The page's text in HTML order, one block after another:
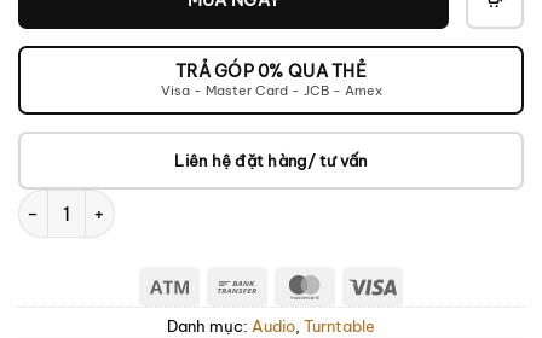
TRẢ GÓP 0% QUA THẺ
Visa - Master Card - JCB - Amex
Liên hệ đặt hàng/ tư vấn
Dàn âm thanh Kanto Obi3 x Marshall Acton III số lượng
Atm
Bank
Transfer
MasterCard
Danh mục: Audio, Turntable